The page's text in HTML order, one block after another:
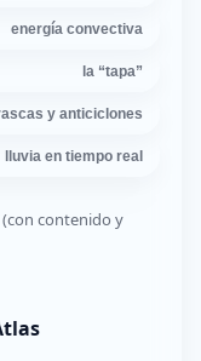
energía convectiva
la “tapa”
y anticiclones
lluvia en tiempo real
(con contenido y